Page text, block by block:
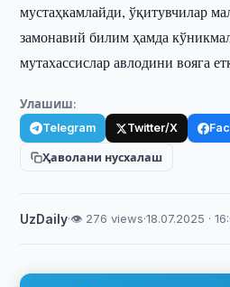
мустаҳкамлайди, ўқитувчилар
замонавий билим ҳамда
мутахассислар авлодини вояга
Улашиш:
Telegram Twitter/X
Ҳаволани нусхалаш
UzDaily·👁 276 views·18.07.2025 ·